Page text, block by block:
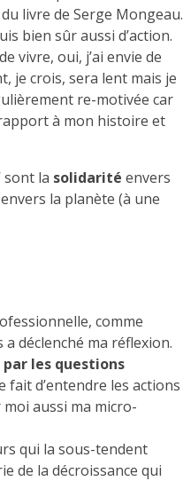
livre de Serge Mongeau.
bien sûr aussi d’action.
vivre, oui, j’ai envie de
je crois, sera lent mais je
re-motivée car
à mon histoire et
sont la solidarité envers
la planète (à une
comme
a déclenché ma réflexion.
les questions
fait d’entendre les actions
aussi ma micro-
qui la sous-tendent
de la décroissance qui